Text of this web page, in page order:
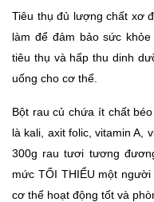
Tiêu thụ đủ lượng chất xơ
làm để đảm bảo sức
tiêu thụ và hấp thu dinh
uống cho cơ thể.
Bột rau củ chứa ít chất
là kali, axit folic, vitamin A,
300g rau tươi tương
mức TỐI THIỂU một
cơ thể hoạt động tốt và